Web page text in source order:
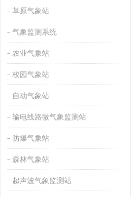
草原气象站
气象监测系统
农业气象站
校园气象站
自动气象站
输电线路微气象监测站
防爆气象站
森林气象站
超声波气象监测站